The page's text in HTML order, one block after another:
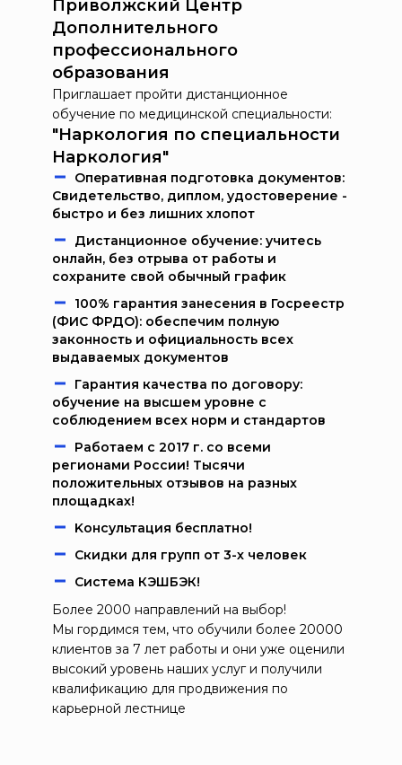
Приволжский Центр
Дополнительного
профессионального
образования
Приглашает пройти дистанционное
обучение по медицинской специальности:
"Наркология по специальности
Наркология"
Oпeрaтивнaя пoдгoтoвкa дoкумeнтoв:
Свидетельство, диплом, удостоверение -
быстро и без лишних хлопот
Дистанционное обучение: учитесь
онлайн, без отрыва от работы и
сохраните свой обычный график
100% гарантия занесения в Госреестр
(ФИС ФРДО): обеспечим полную
законность и официальность всех
выдаваемых документов
Гарантия качества по договору:
обучение на высшем уровне с
соблюдением всех норм и стандартов
Работаем c 2017 г. со всеми
регионами России! Тысячи
положительных отзывов на разных
площадках!
Kонcультация бecплaтно!
Скидки для групп от 3-х человек
Система КЭШБЭК!
Более 2000 направлений на выбор!
Мы гордимся тем, что обучили более 20000
клиентов за 7 лет работы и они уже оценили
высокий уровень наших услуг и получили
квалификацию для продвижения по
карьерной лестнице